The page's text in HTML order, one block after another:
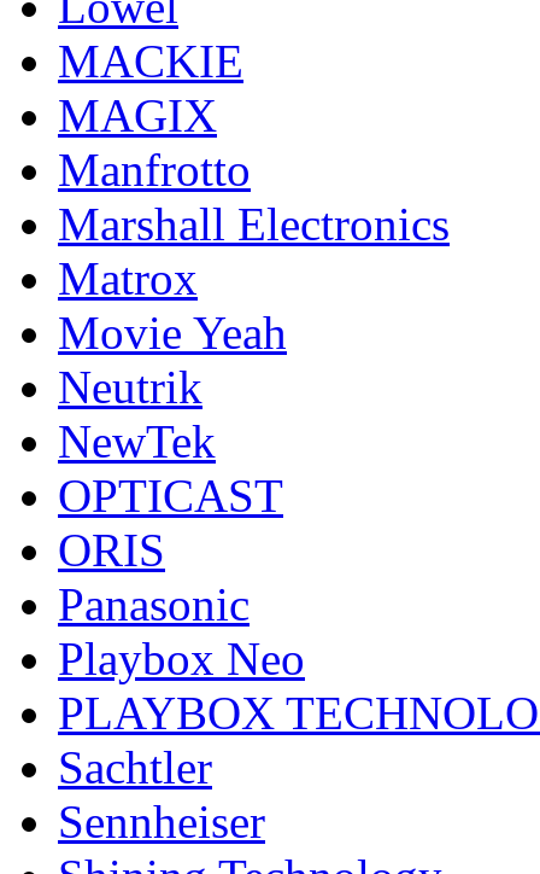
MACKIE
MAGIX
Manfrotto
Marshall Electronics
Matrox
Movie Yeah
Neutrik
NewTek
OPTICAST
ORIS
Panasonic
Playbox Neo
PLAYBOX
Sachtler
Sennheiser